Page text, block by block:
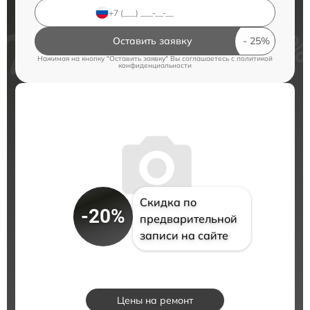
Оставить заявку
Нажимая на кнопку "Оставить заявку" Вы соглашаетесь cполитикой
конфиденциальности
-20%
Скидка по
предварительной
записи на сайте
Цены на ремонт